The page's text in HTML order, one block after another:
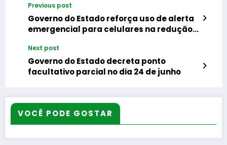
Previous post
Governo do Estado reforça uso de alerta
emergencial para celulares na redução
extremos
Next post
Governo do Estado decreta ponto
facultativo parcial no dia 24 de junho
VOCÊ PODE GOSTAR